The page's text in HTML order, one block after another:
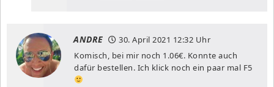
ANDRE 30. April 2021 12:32 Uhr
Komisch, bei mir noch 1.06€. Konnte auch
dafür bestellen. Ich klick noch ein paar mal F5